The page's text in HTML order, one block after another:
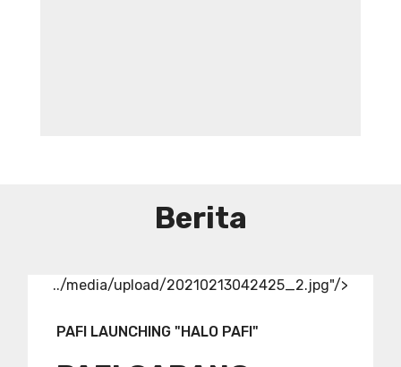
Berita
../media/upload/20210213042425_2.jpg"/>
PAFI LAUNCHING "HALO PAFI"